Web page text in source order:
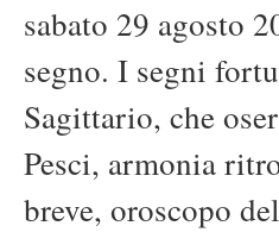
sabato 29 agosto
segno. I segni
Sagittario, che
Pesci, armonia
breve, oroscopo